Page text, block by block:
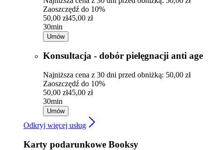
Zaoszczędź do 10%
50,00 zł45,00 zł
30min
Umów
Konsultacja - dobór pielęgnacji anti age
Najniższa cena z 30 dni przed obniżką: 50,00 zł
Zaoszczędź do 10%
50,00 zł45,00 zł
30min
Umów
Odkryj więcej usług
Karty podarunkowe Booksy